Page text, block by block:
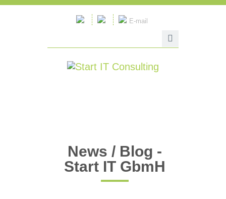
E-mail
News / Blog -
Start IT GbmH